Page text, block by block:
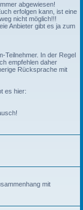
abgewiesen!
erfolgen kann, ist eine
nicht möglich!!!
Anbieter gibt es ja zum
Teilnehmer. In der Regel
empfehlen daher
Rücksprache mit
es hier:
mit